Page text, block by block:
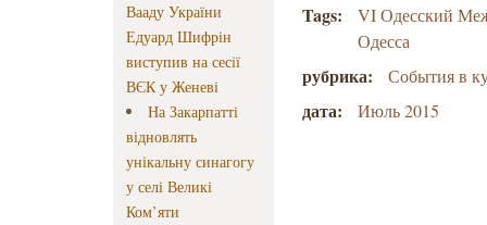
Вааду України
Едуард Шифрін
виступив на сесії
ВЄК у Женеві
На Закарпатті
відновлять
унікальну синагогу
у селі Великі
Ком’яти
Tags:
VI Одесский
Одесса
рубрика: События в
дата: Июль 2015